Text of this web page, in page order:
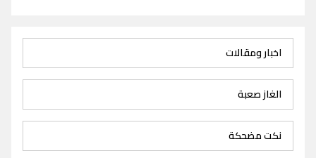
اخبار ومقالات
الغاز صعبة
نكت مضحكة